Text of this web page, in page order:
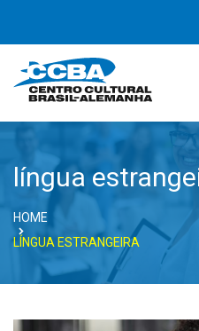
língua
HOME
LÍNGUA ESTRANGEIRA